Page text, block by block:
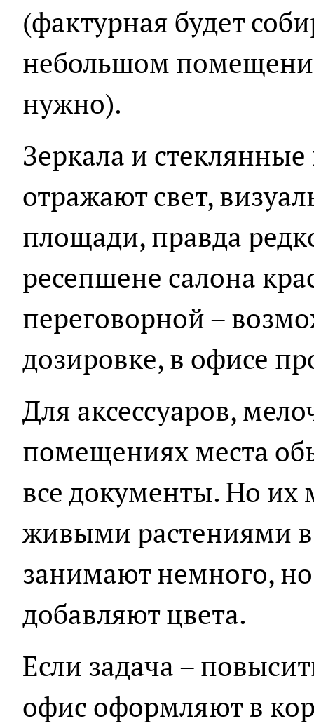
(фактурная будет
небольшом
нужно).
Зеркала и
отражают свет,
площади, правда
ресепшене салона
переговорной –
дозировке, в офисе
Для аксессуаров,
помещениях места
все документы. Но
живыми растениями в
занимают немного,
добавляют цвета.
Если задача –
офис оформляют в